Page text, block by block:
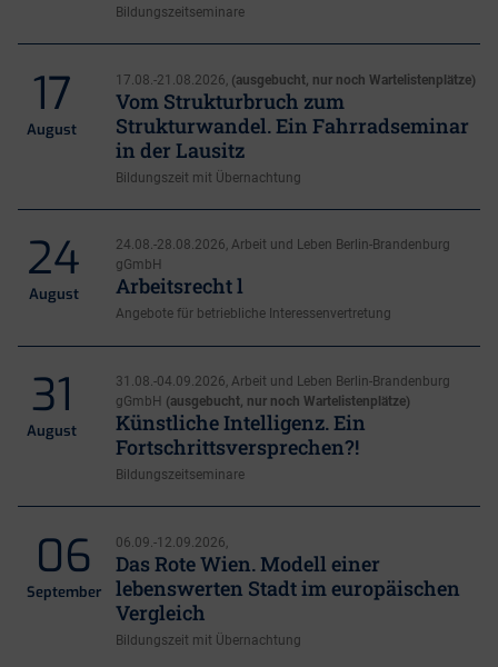
Bildungszeitseminare
17
August
17.08.-21.08.2026, (ausgebucht, nur noch Wartelistenplätze)
Vom Strukturbruch zum
Strukturwandel. Ein Fahrradseminar
in der Lausitz
Bildungszeit mit Übernachtung
24
August
24.08.-28.08.2026, Arbeit und Leben Berlin-Brandenburg
gGmbH
Arbeitsrecht l
Angebote für betriebliche Interessenvertretung
31
August
31.08.-04.09.2026, Arbeit und Leben Berlin-Brandenburg
gGmbH (ausgebucht, nur noch Wartelistenplätze)
Künstliche Intelligenz. Ein
Fortschrittsversprechen?!
Bildungszeitseminare
06
September
06.09.-12.09.2026,
Das Rote Wien. Modell einer
lebenswerten Stadt im europäischen
Vergleich
Bildungszeit mit Übernachtung